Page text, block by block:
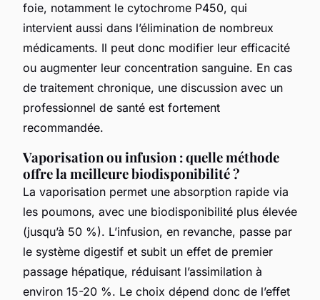
foie, notamment le cytochrome P450, qui
intervient aussi dans l’élimination de nombreux
médicaments. Il peut donc modifier leur efficacité
ou augmenter leur concentration sanguine. En cas
de traitement chronique, une discussion avec un
professionnel de santé est fortement
recommandée.
Vaporisation ou infusion : quelle méthode
offre la meilleure biodisponibilité ?
La vaporisation permet une absorption rapide via
les poumons, avec une biodisponibilité plus élevée
(jusqu’à 50 %). L’infusion, en revanche, passe par
le système digestif et subit un effet de premier
passage hépatique, réduisant l’assimilation à
environ 15-20 %. Le choix dépend donc de l’effet